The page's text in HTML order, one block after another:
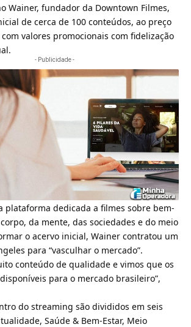
Wainer, fundador da Downtown Filmes,
de cerca de 100 conteúdos, ao preço
com valores promocionais com fidelização
- Publicidade -
plataforma dedicada a filmes sobre bem-
da mente, das sociedades e do meio
o acervo inicial, Wainer contratou um
para “vasculhar o mercado”.
conteúdo de qualidade e vimos que os
para o mercado brasileiro”,
do streaming são divididos em seis
Saúde & Bem-Estar, Meio